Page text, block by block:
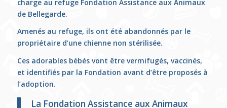
charge au refuge Fondation Assistance aux Animaux
de Bellegarde.
Amenés au refuge, ils ont été abandonnés par le
propriétaire d’une chienne non stérilisée.
Ces adorables bébés vont être vermifugés, vaccinés,
et identifiés par la Fondation avant d’être proposés à
l’adoption.
La Fondation Assistance aux Animaux